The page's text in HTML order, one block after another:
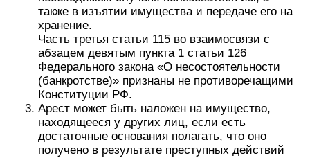
также в изъятии имущества и передаче его на
хранение.
Часть третья статьи 115 во взаимосвязи с
абзацем девятым пункта 1 статьи 126
Федерального закона «О несостоятельности
(банкротстве)» признаны не противоречащими
Конституции РФ.
Арест может быть наложен на имущество,
находящееся у других лиц, если есть
достаточные основания полагать, что оно
получено в результате преступных действий